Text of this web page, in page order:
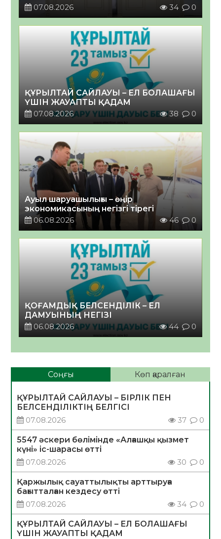
07.08.2026
34 0
ҚҰРЫЛТАЙ САЙЛАУЫ – ЕЛ БОЛАШАҒЫ
ҮШІН ЖАУАПТЫ ҚАДАМ
07.08.2026
38 0
Ауыл шаруашылығы – өңір
экономикасының негізгі тірегі
06.08.2026
46 0
ҚОҒАМДЫҚ БЕЛСЕНДІЛІК – ЕЛ
ДАМУЫНЫҢ НЕГІЗІ
06.08.2026
44 0
Соңғы Көп қаралған
ҚҰРЫЛТАЙ САЙЛАУЫ – БІРЛІК ПЕН
БЕЛСЕНДІЛІКТІҢ БЕЛГІСІ
07.08.2026
37 0
5547 әскери бөлімінде «Алғашқы қызмет
күні» іс-шарасы өтті
07.08.2026
30 0
Қаржылық сауаттылықты арттыруға
бағытталған кездесу өтті
07.08.2026
34 0
ҚҰРЫЛТАЙ САЙЛАУЫ – ЕЛ БОЛАШАҒЫ
ҮШІН ЖАУАПТЫ ҚАДАМ